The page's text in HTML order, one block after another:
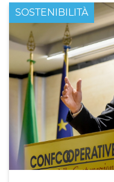
PRIMO PIANO
SOSTENIBILITÀ